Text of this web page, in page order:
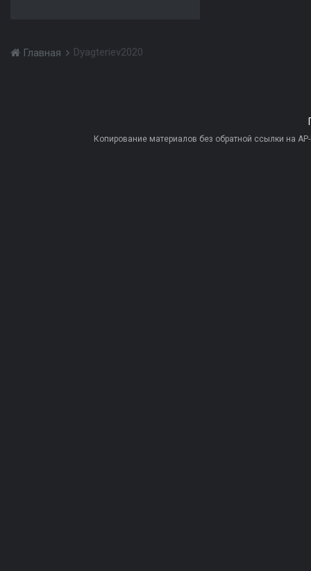
Главная Dyagteriev2020
Копирование материалов без обратной ссылки на